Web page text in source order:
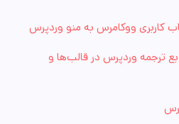
کاربری ووکامرس به منو وردپرس
ترجمه وردپرس در قالب‌ها و